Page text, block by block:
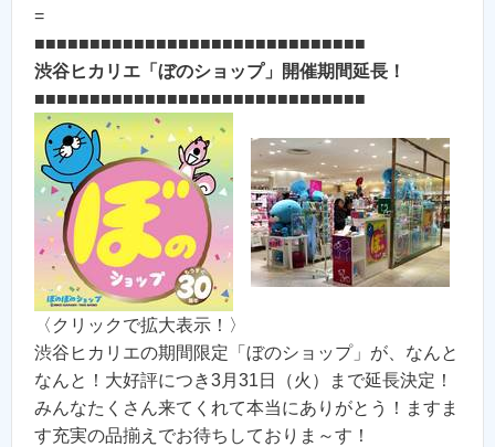
=
■■■■■■■■■■■■■■■■■■■■■■■■■■■■■■
渋谷ヒカリエ「ぼのショップ」開催期間延長！
■■■■■■■■■■■■■■■■■■■■■■■■■■■■■■
〈クリックで拡大表示！〉
渋谷ヒカリエの期間限定「ぼのショップ」が、なんと
なんと！大好評につき3月31日（火）まで延長決定！
みんなたくさん来てくれて本当にありがとう！ますま
す充実の品揃えでお待ちしておりま～す！